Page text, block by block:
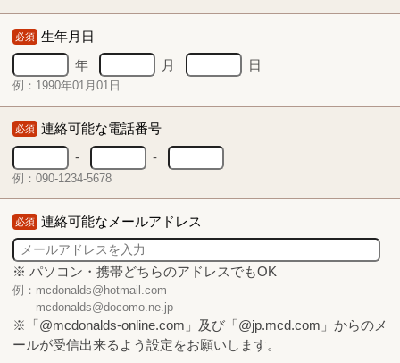
必須 生年月日
年
月 日
例：1990年01月01日
必須 連絡可能な電話番号
-
-
例：090-1234-5678
必須 連絡可能なメールアドレス
※ パソコン・携帯どちらのアドレスでもOK
例：mcdonalds@hotmail.com
mcdonalds@docomo.ne.jp
※「@mcdonalds-online.com」及び「@jp.mcd.com」からのメ
ールが受信出来るよう設定をお願いします。